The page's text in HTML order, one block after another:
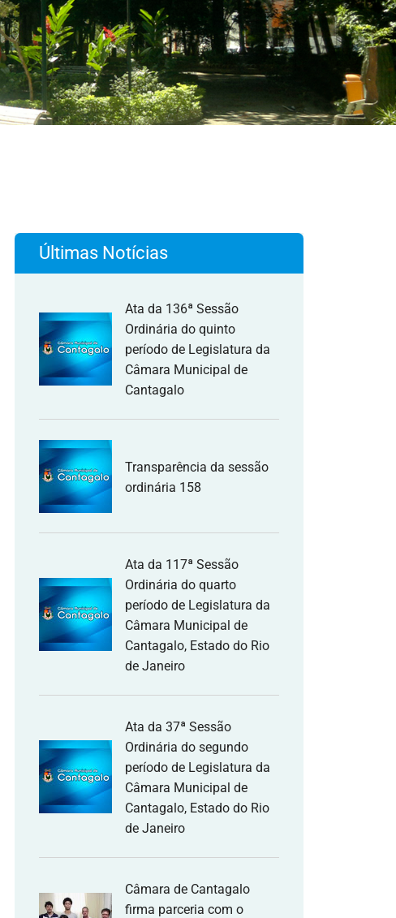
Últimas Notícias
Ata da 136ª Sessão
Ordinária do quinto
período de Legislatura da
Câmara Municipal de
Cantagalo
Transparência da sessão
ordinária 158
Ata da 117ª Sessão
Ordinária do quarto
período de Legislatura da
Câmara Municipal de
Cantagalo, Estado do Rio
de Janeiro
Ata da 37ª Sessão
Ordinária do segundo
período de Legislatura da
Câmara Municipal de
Cantagalo, Estado do Rio
de Janeiro
Câmara de Cantagalo
firma parceria com o